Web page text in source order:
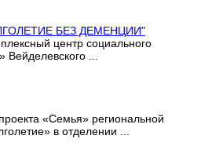
БЕЗ ДЕМЕНЦИИ"
центр социального
...
«Семья» региональной
в отделении ...